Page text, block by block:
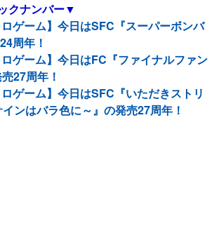
クナンバー▼
ロゲーム】今日はSFC『スーパーボンバ
周年！
ロゲーム】今日はFC『ファイナルファン
27周年！
ロゲーム】今日はSFC『いただきストリ
ンはバラ色に～』の発売27周年！